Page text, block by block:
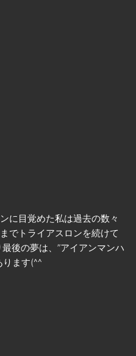
に目覚めた私は過去の数々
でトライアスロンを続けて
後の夢は、”アイアンマンハ
ます(^^ゞ